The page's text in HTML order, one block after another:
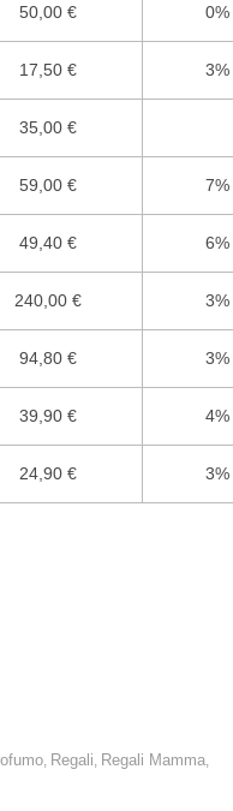
50,00 € 0%
17,50 € 3%
35,00 €
59,00 € 7%
49,40 € 6%
240,00 € 3%
94,80 € 3%
39,90 € 4%
24,90 € 3%
, Regali, Regali Mamma,